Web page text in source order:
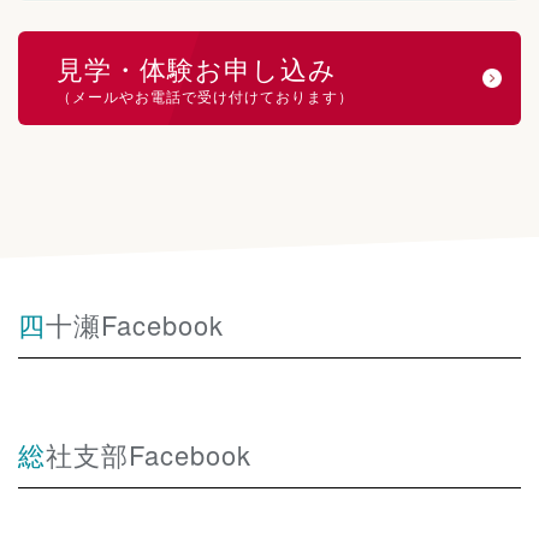
見学・体験お申し込み
（メールやお電話で受け付けております）
四十瀬Facebook
総社支部Facebook